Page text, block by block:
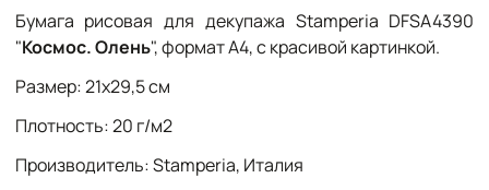
Бумага рисовая для декупажа Stamperia DFSA4390
"Космос. Олень", формат А4, с красивой картинкой.
Размер: 21х29,5 см
Плотность: 20 г/м2
Производитель: Stamperia, Италия